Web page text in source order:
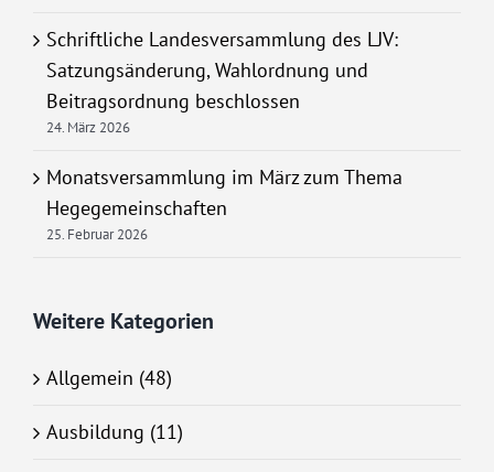
Schriftliche Landesversammlung des LJV:
Satzungsänderung, Wahlordnung und
Beitragsordnung beschlossen
24. März 2026
Monatsversammlung im März zum Thema
Hegegemeinschaften
25. Februar 2026
Weitere Kategorien
Allgemein (48)
Ausbildung (11)